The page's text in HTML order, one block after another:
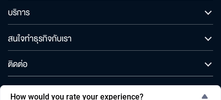
บริการ
สนใจทำธุรกิจกับเรา
ติดต่อ
© สงวนลิขสิทธิ์ พ.ศ. 2565 บริษัท แอสเซทไวส์ จำกัด (มหาชน)
How would you rate your experience?